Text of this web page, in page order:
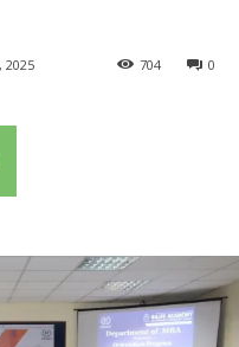
2025 0
704